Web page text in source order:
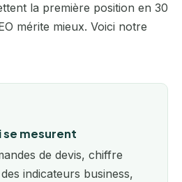
la première position en 30
mérite mieux. Voici notre
se mesurent
de devis, chiffre
indicateurs business,